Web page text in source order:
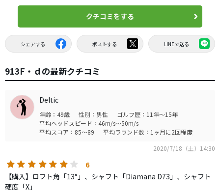
クチコミをする
シェアする ポストする LINEで送る
913F・ｄの最新クチコミ
Deltic
年齢：49歳 性別：男性
ゴルフ歴：11年～15年
平均ヘッドスピード：46m/s～50m/s
平均スコア：85～89
平均ラウンド数：1ヶ月に2回程度
2020/7/18（土）14:30
6
【購入】ロフト角「13°」、シャフト「Diamana D73」、シャフト
硬度「X」